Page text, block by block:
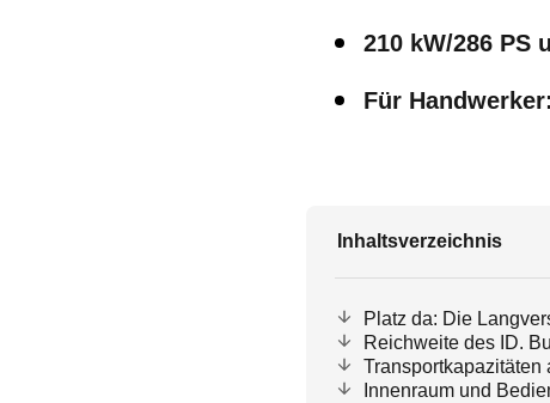
210 kW/286 PS
Für
Inhaltsverzeichnis
Platz da: Die
Reichweite des ID.
Transportkapazitäten
Innenraum und